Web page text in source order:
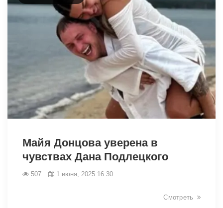
Майя Донцова уверена в
чувствах Дана Подлецкого
507 1 июня, 2025 16:30
Смотреть